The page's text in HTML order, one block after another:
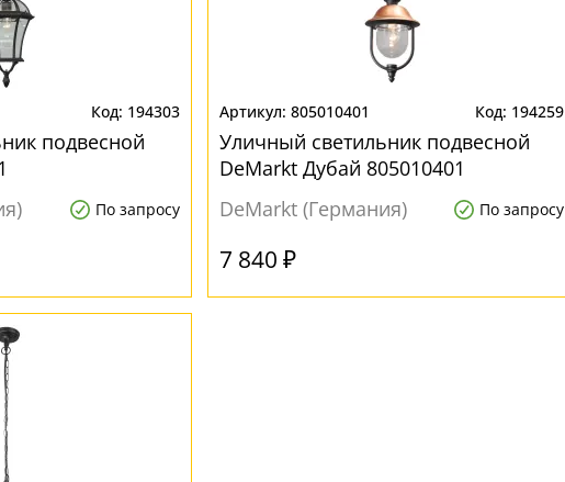
194303
подвесной
По запросу
805010401 194259
Уличный светильник подвесной
DeMarkt Дубай 805010401
DeMarkt (Германия)
По запросу
7 840 ₽